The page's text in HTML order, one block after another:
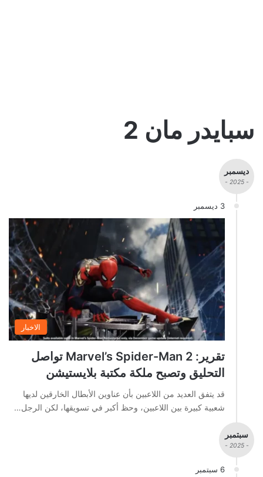
سبايدر مان 2
ديسمبر
- 2025 -
3 ديسمبر
الاخبار
تقرير: Marvel’s Spider-Man 2 تواصل
التحليق وتصبح ملكة مكتبة بلايستيشن
قد يتفق العديد من اللاعبين بأن عناوين الأبطال الخارقين لديها
شعبية كبيرة بين اللاعبين، وحظ أكبر في تسويقها، لكن الرجل…
سبتمبر
- 2025 -
6 سبتمبر